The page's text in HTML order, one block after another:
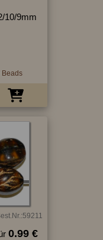
10/9mm
Beads
0.99 €